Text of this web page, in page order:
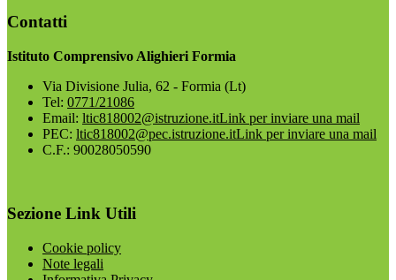
Contatti
Istituto Comprensivo Alighieri Formia
Via Divisione Julia, 62 - Formia (Lt)
Tel: 0771/21086
Email: ltic818002@istruzione.itLink per inviare una mail
PEC: ltic818002@pec.istruzione.itLink per inviare una mail
C.F.: 90028050590
Sezione Link Utili
Cookie policy
Note legali